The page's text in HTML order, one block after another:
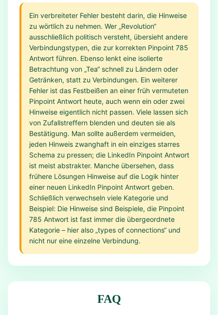
Ein verbreiteter Fehler besteht darin, die Hinweise
zu wörtlich zu nehmen. Wer „Revolution“
ausschließlich politisch versteht, übersieht andere
Verbindungstypen, die zur korrekten Pinpoint 785
Antwort führen. Ebenso lenkt eine isolierte
Betrachtung von „Tea“ schnell zu Ländern oder
Getränken, statt zu Verbindungen. Ein weiterer
Fehler ist das Festbeißen an einer früh vermuteten
Pinpoint Antwort heute, auch wenn ein oder zwei
Hinweise eigentlich nicht passen. Viele lassen sich
von Zufallstreffern blenden und deuten sie als
Bestätigung. Man sollte außerdem vermeiden,
jeden Hinweis zwanghaft in ein einziges starres
Schema zu pressen; die LinkedIn Pinpoint Antwort
ist meist abstrakter. Manche übersehen, dass
frühere Lösungen Hinweise auf die Logik hinter
einer neuen LinkedIn Pinpoint Antwort geben.
Schließlich verwechseln viele Kategorie und
Beispiel: Die Hinweise sind Beispiele, die Pinpoint
785 Antwort ist fast immer die übergeordnete
Kategorie – hier also „types of connections“ und
nicht nur eine einzelne Verbindung.
FAQ